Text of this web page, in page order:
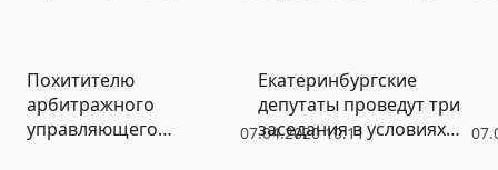
07.04.2020 10:11
Похитителю
арбитражного
управляющего
Екатеринбургские
депутаты проведут три
заседания в условиях